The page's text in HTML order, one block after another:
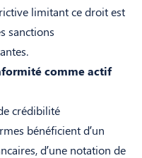
limitant ce droit est
sanctions
comme actif
crédibilité
bénéficient d’un
d’une notation de